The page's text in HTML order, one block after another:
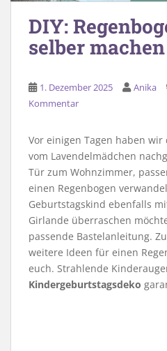
DIY:
selber machen
1. Dezember 2025 Anika
Kommentar
Vor einigen Tagen haben
vom Lavendelmädchen
Tür zum Wohnzimmer,
einen Regenbogen
Geburtstagskind ebenfalls
Girlande überraschen
passende Bastelanleitung.
weitere Ideen für einen
euch. Strahlende
Kindergeburtstagsdeko